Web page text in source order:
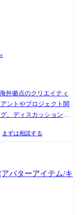
実現できない多彩なス
外拠点のクリエイティ
ントやプロジェクト関
、ディスカッション、
ディレクターや自部署
レインストーミングを
デザインを改善・更新
/ 3Dアセットを制作・
イティブディレクター
画して活動を行ってい
まずは相談する
バターアイテム/キ